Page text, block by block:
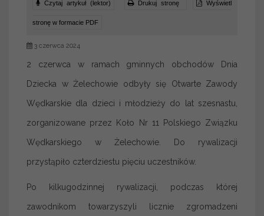
Czytaj artykuł (lektor) Drukuj stronę Wyświetl
stronę w formacie PDF
3 czerwca 2024
2 czerwca w ramach gminnych obchodów Dnia
Dziecka w Żelechowie odbyły się Otwarte Zawody
Wędkarskie dla dzieci i młodzieży do lat szesnastu,
zorganizowane przez Koło Nr 11 Polskiego Związku
Wędkarskiego w Żelechowie. Do rywalizacji
przystąpiło czterdziestu pięciu uczestników.
Po kilkugodzinnej rywalizacji, podczas której
zawodnikom towarzyszyli licznie zgromadzeni